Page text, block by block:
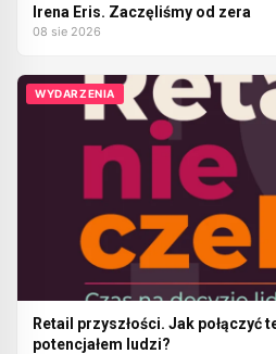
Irena Eris. Zaczęliśmy od zera
08 sie 2026
WYDARZENIA
Retail przyszłości. Jak połączyć
potencjałem ludzi?